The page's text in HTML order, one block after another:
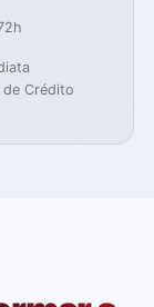
Crédito